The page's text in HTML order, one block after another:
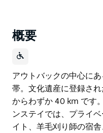
概要
アウトバックの中心に
帯。文化遺産に登録さ
からわずか 40 km です
ンステイでは、プライ
イト、羊毛刈り師の宿